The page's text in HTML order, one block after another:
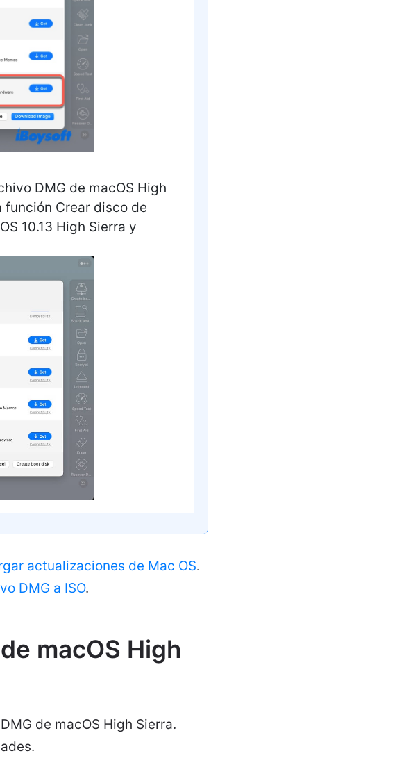
DMG de macOS High
función Crear disco de
10.13 High Sierra y
actualizaciones de Mac OS.
DMG a ISO.
macOS High
de macOS High Sierra.